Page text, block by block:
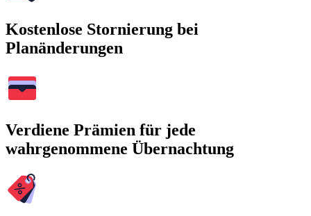
Kostenlose Stornierung bei
Planänderungen
Verdiene Prämien für jede
wahrgenommene Übernachtung